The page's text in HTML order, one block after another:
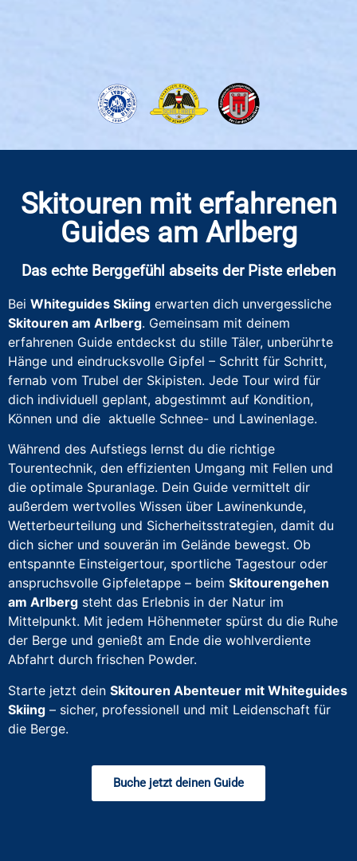
Skitouren mit erfahrenen
Guides am Arlberg
Das echte Berggefühl abseits der Piste erleben
Bei Whiteguides Skiing erwarten dich unvergessliche
Skitouren am Arlberg. Gemeinsam mit deinem
erfahrenen Guide entdeckst du stille Täler, unberührte
Hänge und eindrucksvolle Gipfel – Schritt für Schritt,
fernab vom Trubel der Skipisten. Jede Tour wird für
dich individuell geplant, abgestimmt auf Kondition,
Können und die aktuelle Schnee- und Lawinenlage.
Während des Aufstiegs lernst du die richtige
Tourentechnik, den effizienten Umgang mit Fellen und
die optimale Spuranlage. Dein Guide vermittelt dir
außerdem wertvolles Wissen über Lawinenkunde,
Wetterbeurteilung und Sicherheitsstrategien, damit du
dich sicher und souverän im Gelände bewegst. Ob
entspannte Einsteigertour, sportliche Tagestour oder
anspruchsvolle Gipfeletappe – beim Skitourengehen
am Arlberg steht das Erlebnis in der Natur im
Mittelpunkt. Mit jedem Höhenmeter spürst du die Ruhe
der Berge und genießt am Ende die wohlverdiente
Abfahrt durch frischen Powder.
Starte jetzt dein Skitouren Abenteuer mit Whiteguides
Skiing – sicher, professionell und mit Leidenschaft für
die Berge.
Buche jetzt deinen Guide